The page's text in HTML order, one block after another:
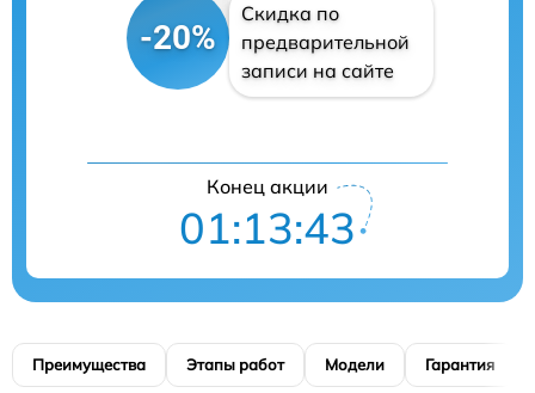
-20%
Скидка по
предварительной
записи на сайте
Конец акции
01:13:42
Преимущества Этапы работ Модели Гарантия